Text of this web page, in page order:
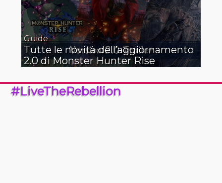
Guide
Tutte le novità dell’aggiornamento
2.0 di Monster Hunter Rise
#LiveTheRebellion